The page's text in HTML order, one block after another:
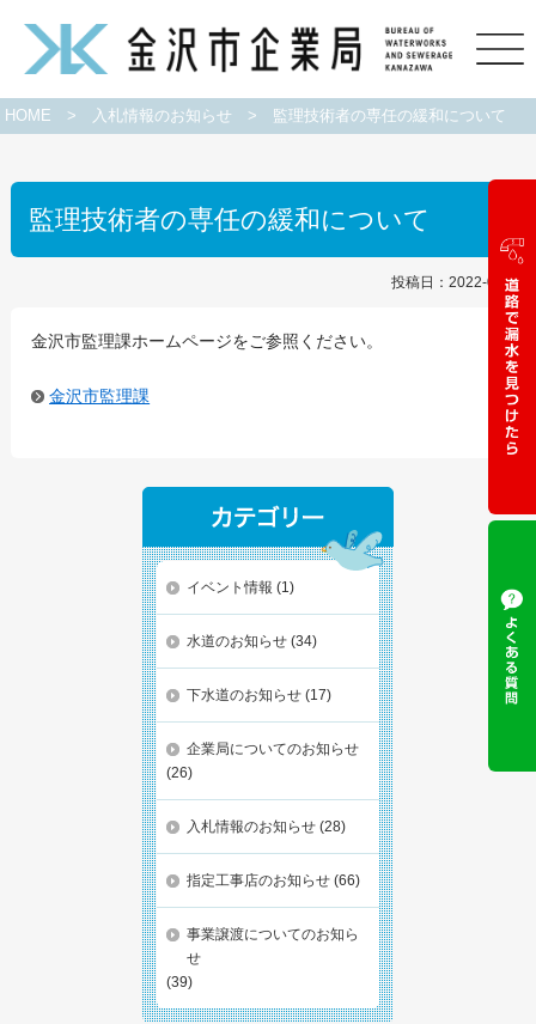
HOME > 入札情報のお知らせ > 監理技術者の専任の緩和について
監理技術者の専任の緩和について
投稿日：2022-03-23
金沢市監理課ホームページをご参照ください。
金沢市監理課
イベント情報 (1)
水道のお知らせ (34)
下水道のお知らせ (17)
企業局についてのお知らせ
(26)
入札情報のお知らせ (28)
指定工事店のお知らせ (66)
事業譲渡についてのお知ら
せ
(39)